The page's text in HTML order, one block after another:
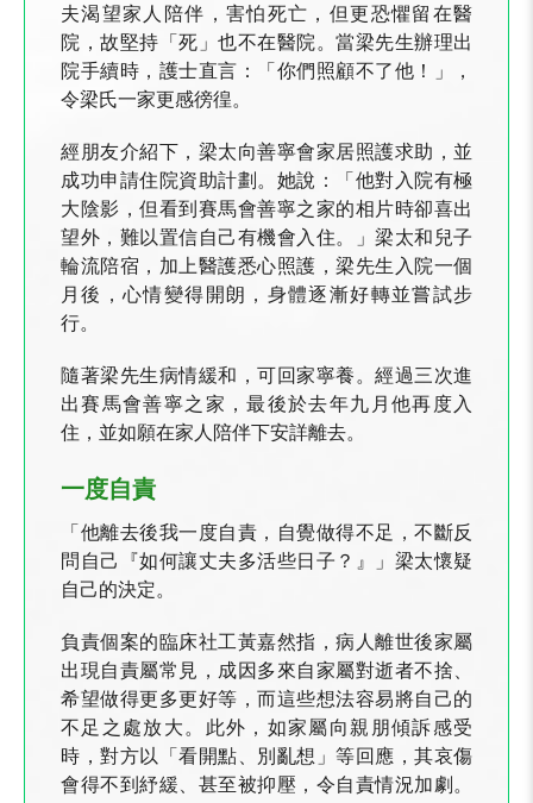
夫渴望家人陪伴，害怕死亡，但更恐懼留在醫
院，故堅持「死」也不在醫院。當梁先生辦理出
院手續時，護士直言：「你們照顧不了他！」，
令梁氏一家更感徬徨。
經朋友介紹下，梁太向善寧會家居照護求助，並
成功申請住院資助計劃。她說：「他對入院有極
大陰影，但看到賽馬會善寧之家的相片時卻喜出
望外，難以置信自己有機會入住。」梁太和兒子
輪流陪宿，加上醫護悉心照護，梁先生入院一個
月後，心情變得開朗，身體逐漸好轉並嘗試步
行。
隨著梁先生病情緩和，可回家寧養。經過三次進
出賽馬會善寧之家，最後於去年九月他再度入
住，並如願在家人陪伴下安詳離去。
一度自責
「他離去後我一度自責，自覺做得不足，不斷反
問自己『如何讓丈夫多活些日子？』」梁太懷疑
自己的決定。
負責個案的臨床社工黃嘉然指，病人離世後家屬
出現自責屬常見，成因多來自家屬對逝者不捨、
希望做得更多更好等，而這些想法容易將自己的
不足之處放大。此外，如家屬向親朋傾訴感受
時，對方以「看開點、別亂想」等回應，其哀傷
會得不到紓緩、甚至被抑壓，令自責情況加劇。